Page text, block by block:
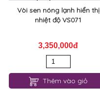
Vòi sen nóng lạnh hiển thị
nhiệt độ VS071
3,350,000đ
Thêm vào giỏ